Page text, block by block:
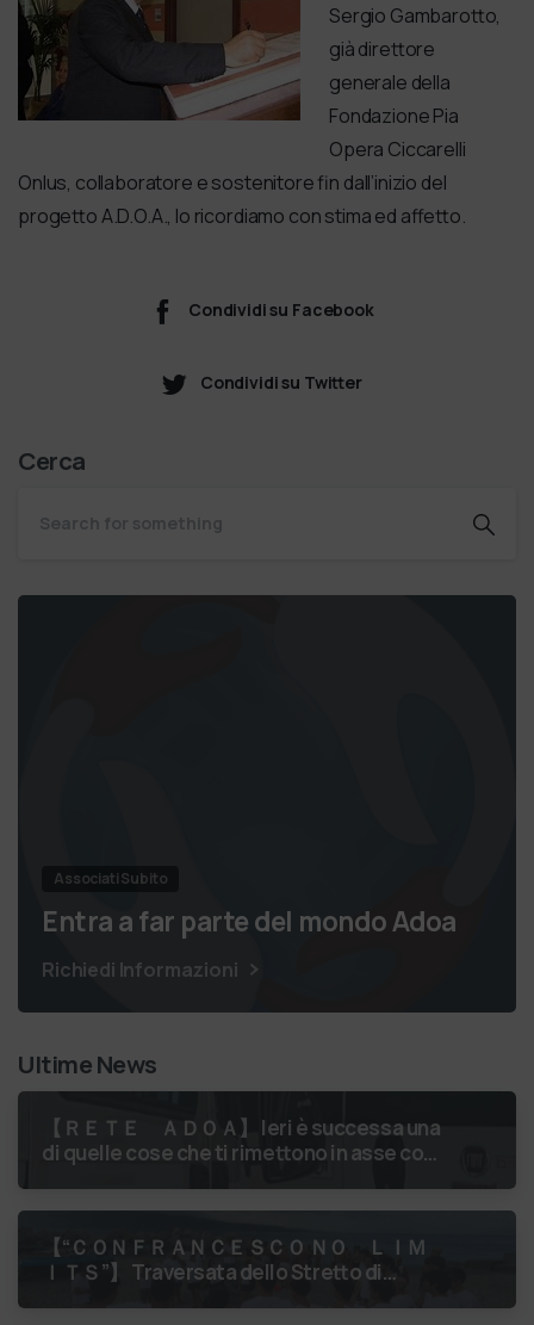
Sergio Gambarotto,
già direttore
generale della
Fondazione Pia
Opera Ciccarelli
Onlus, collaboratore e sostenitore fin dall’inizio del
progetto A.D.O.A., lo ricordiamo con stima ed affetto.
Condividi su Facebook
Condividi su Twitter
Cerca
Associati Subito
Entra a far parte del mondo Adoa
Richiedi Informazioni
Ultime News
【 ＲＥＴＥ ＡＤＯＡ】 Ieri è successa una
di quelle cose che ti rimettono in asse con
【 “ＣＯＮＦＲＡＮＣＥＳＣＯ ＮＯ ＬＩＭ
ＩＴＳ”】 Traversata dello Stretto di